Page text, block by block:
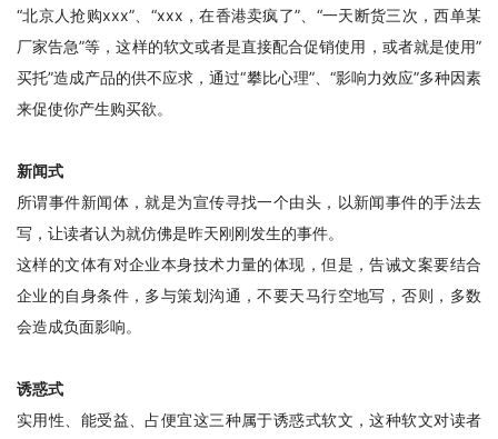
“北京人抢购xxx”、“xxx，在香港卖疯了”、“一天断货三次，西单某
厂家告急”等，这样的软文或者是直接配合促销使用，或者就是使用”
买托”造成产品的供不应求，通过“攀比心理”、“影响力效应”多种因素
来促使你产生购买欲。
新闻式
所谓事件新闻体，就是为宣传寻找一个由头，以新闻事件的手法去
写，让读者认为就仿佛是昨天刚刚发生的事件。
这样的文体有对企业本身技术力量的体现，但是，告诫文案要结合
企业的自身条件，多与策划沟通，不要天马行空地写，否则，多数
会造成负面影响。
诱惑式
实用性、能受益、占便宜这三种属于诱惑式软文，这种软文对读者